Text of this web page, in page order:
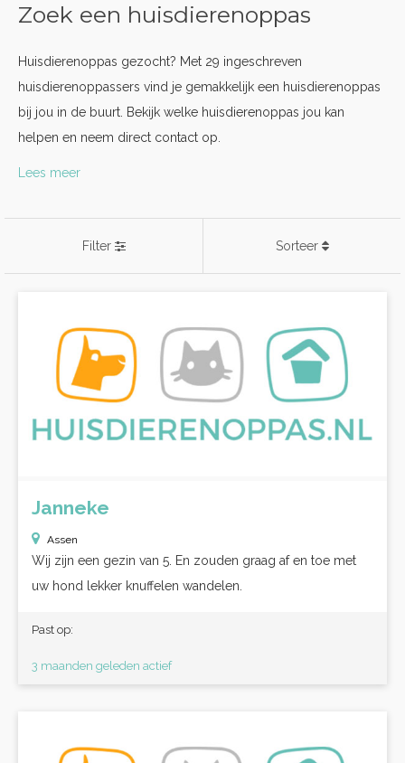
Zoek een huisdierenoppas
Huisdierenoppas gezocht? Met 29 ingeschreven
huisdierenoppassers vind je gemakkelijk een huisdierenoppas
bij jou in de buurt. Bekijk welke huisdierenoppas jou kan
helpen en neem direct contact op.
Lees meer
Filter Sorteer
Janneke
Assen
Wij zijn een gezin van 5. En zouden graag af en toe met
uw hond lekker knuffelen wandelen.
Past op:
3 maanden geleden actief